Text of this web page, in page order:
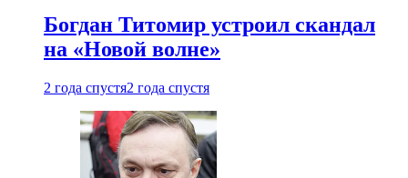
Богдан Титомир устроил скандал
на «Новой волне»
2 года спустя2 года спустя